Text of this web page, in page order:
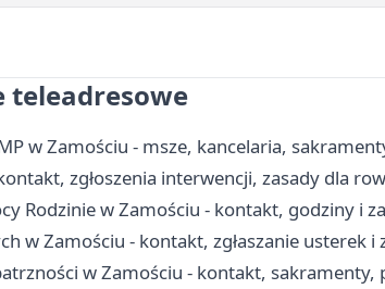
teleadresowe
w Zamościu - msze, kancelaria,
zgłoszenia interwencji, zasady dla
Rodzinie w Zamościu - kontakt, godziny i
w Zamościu - kontakt, zgłaszanie usterek i
w Zamościu - kontakt, sakramenty,